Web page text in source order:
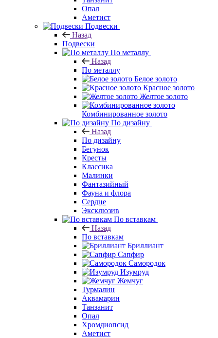
Опал
Аметист
Подвески
Назад
Подвески
По металлу
Назад
По металлу
Белое золото
Красное золото
Желтое золото
Комбинированное золото
По дизайну
Назад
По дизайну
Бегунок
Кресты
Классика
Малинки
Фантазийный
Фауна и флора
Сердце
Эксклюзив
По вставкам
Назад
По вставкам
Бриллиант
Сапфир
Самородок
Изумруд
Жемчуг
Турмалин
Аквамарин
Танзанит
Опал
Хромдиопсид
Аметист